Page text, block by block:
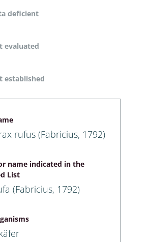
deficient
evaluated
established
rufus (Fabricius, 1792)
name indicated in the
List
(Fabricius, 1792)